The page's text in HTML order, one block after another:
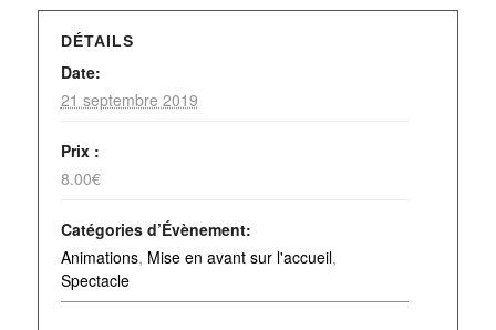
DÉTAILS
Date:
21 septembre 2019
Prix :
8.00€
Catégories d’Évènement:
Animations, Mise en avant sur l'accueil,
Spectacle